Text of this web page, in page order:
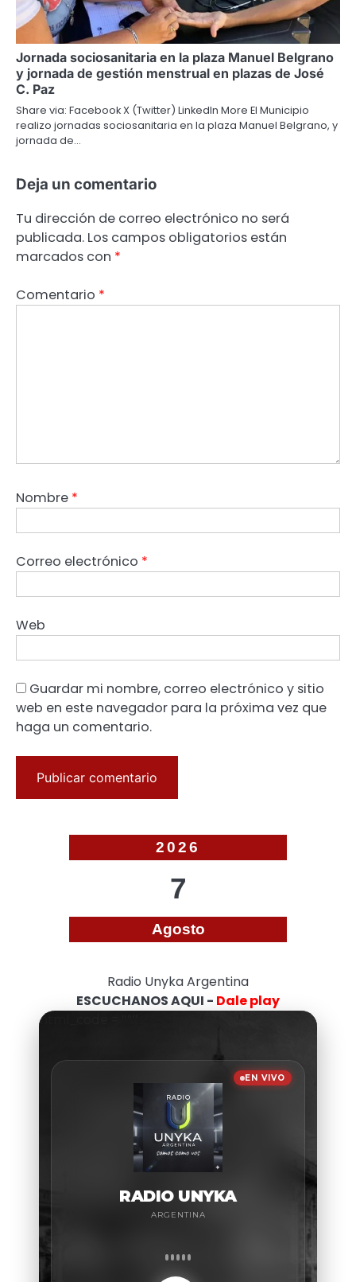
Jornada sociosanitaria en la plaza Manuel Belgrano
y jornada de gestión menstrual en plazas de José
C. Paz
Share via: Facebook X (Twitter) LinkedIn More El Municipio
realizo jornadas sociosanitaria en la plaza Manuel Belgrano, y
jornada de…
Deja un comentario
Tu dirección de correo electrónico no será
publicada. Los campos obligatorios están
marcados con *
Comentario *
Nombre *
Correo electrónico *
Web
Guardar mi nombre, correo electrónico y sitio
web en este navegador para la próxima vez que
haga un comentario.
2026
7
Agosto
Radio Unyka Argentina
ESCUCHANOS AQUI - Dale play